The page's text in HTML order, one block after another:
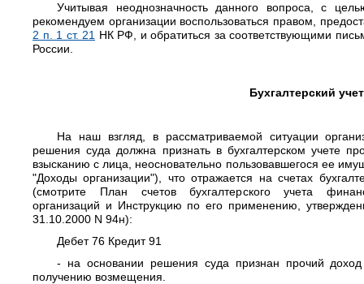
Учитывая неоднозначность данного вопроса, с
рекомендуем организации воспользоваться правом,
2 п. 1 ст. 21 НК РФ, и обратиться за соответствующими
России.
Бухгалтерский учет
На наш взгляд, в рассматриваемой ситуации
решения суда должна признать в бухгалтерском учете
взысканию с лица, неосновательно пользовавшегося ее
"Доходы организации"), что отражается на счетах
(смотрите План счетов бухгалтерского учета
организаций и Инструкцию по его применению,
31.10.2000 N 94н):
Дебет 76 Кредит 91
- на основании решения суда признан прочий
получению возмещения.